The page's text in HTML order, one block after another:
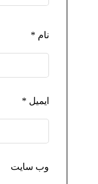
نام *
ایمیل *
وب‌ سایت